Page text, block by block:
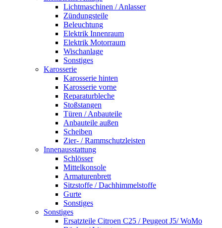
Lichtmaschinen / Anlasser
Zündungsteile
Beleuchtung
Elektrik Innenraum
Elektrik Motorraum
Wischanlage
Sonstiges
Karosserie
Karosserie hinten
Karosserie vorne
Reparaturbleche
Stoßstangen
Türen / Anbauteile
Anbauteile außen
Scheiben
Zier- / Rammschutzleisten
Innenausstattung
Schlösser
Mittelkonsole
Armaturenbrett
Sitzstoffe / Dachhimmelstoffe
Gurte
Sonstiges
Sonstiges
Ersatzteile Citroen C25 / Peugeot J5/ WoMo